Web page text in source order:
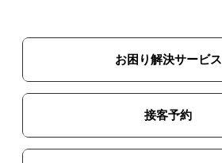
お困り解決サービス
接客予約